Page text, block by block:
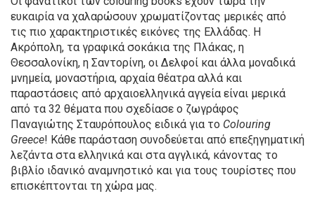
ευκαιρία να χαλαρώσουν χρωματίζοντας μερικές από
τις πιο χαρακτηριστικές εικόνες της Ελλάδας. Η
Ακρόπολη, τα γραφικά σοκάκια της Πλάκας, η
Θεσσαλονίκη, η Σαντορίνη, οι Δελφοί και άλλα μοναδικά
μνημεία, μοναστήρια, αρχαία θέατρα αλλά και
παραστάσεις από αρχαιοελληνικά αγγεία είναι μερικά
από τα 32 θέματα που σχεδίασε ο ζωγράφος
Παναγιώτης Σταυρόπουλος ειδικά για το Colouring
Greece! Κάθε παράσταση συνοδεύεται από επεξηγηματική
λεζάντα στα ελληνικά και στα αγγλικά, κάνοντας το
βιβλίο ιδανικό αναμνηστικό και για τους τουρίστες που
επισκέπτονται τη χώρα μας.